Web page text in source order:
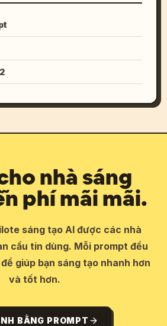
nhà sáng
phí mãi mãi.
sáng tạo AI được các nhà
cầu tin dùng. Mỗi prompt đều
giúp bạn sáng tạo nhanh hơn
và tốt hơn.
BẰNG PROMPT